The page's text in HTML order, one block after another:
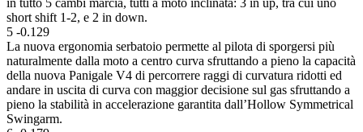
short shift 1-2, e 2 in down.
5 -0.129
La nuova ergonomia serbatoio permette al pilota di sporgersi più
naturalmente dalla moto a centro curva sfruttando a pieno la capacità
della nuova Panigale V4 di percorrere raggi di curvatura ridotti ed
andare in uscita di curva con maggior decisione sul gas sfruttando a
pieno la stabilità in accelerazione garantita dall’Hollow Symmetrical
Swingarm.